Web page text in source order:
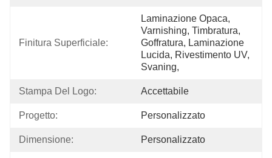
Finitura Superficiale:
Laminazione Opaca,
Varnishing, Timbratura,
Goffratura, Laminazione
Lucida, Rivestimento UV,
Svaning,
Stampa Del Logo: Accettabile
Progetto: Personalizzato
Dimensione: Personalizzato